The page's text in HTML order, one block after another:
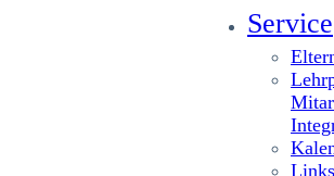
Service
Links